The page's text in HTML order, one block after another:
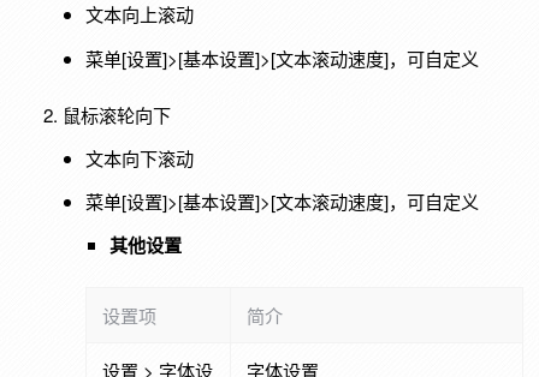
文本向上滚动
菜单[设置]>[基本设置]>[文本滚动速度]，可自定义
鼠标滚轮向下
文本向下滚动
菜单[设置]>[基本设置]>[文本滚动速度]，可自定义
其他设置
设置项 简介
设置 > 字体设
字体设置